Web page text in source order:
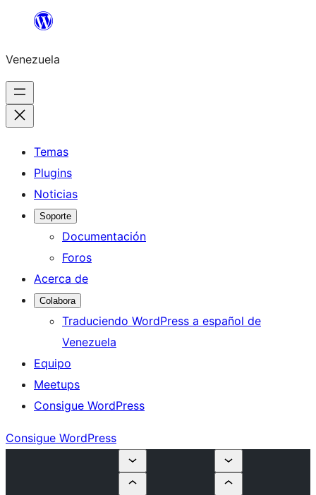
Saltar
contenido
Venezuela
Temas
Plugins
Noticias
Soporte
Documentación
Foros
Acerca de
Colabora
Traduciendo WordPress a español de
Venezuela
Equipo
Meetups
Consigue WordPress
Consigue WordPress